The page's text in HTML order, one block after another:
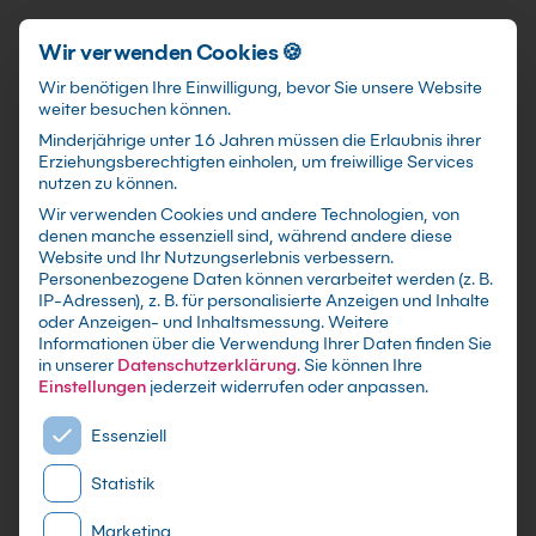
Schnellzugriff
Microsoft 365 Copilot
Kurs: Excel Auswertungen
und Daten verstehen
mit Zertifikat als Live Online Training,
Präsenzseminar in 21 Microsoft-
Schulungszentren sowie maßgeschneiderte
Firmen- oder Inhouse-Schulung für dein Team -
Lerne und erweitere dein Wissen
Wir verwenden Cookies 🍪
Wir benötigen Ihre Einwilligung, bevor Sie unsere Website
weiter besuchen können.
Minderjährige unter 16 Jahren müssen die Erlaubnis ihrer
Erziehungsberechtigten einholen, um freiwillige Services
nutzen zu können.
Wir verwenden Cookies und andere Technologien, von
denen manche essenziell sind, während andere diese
Website und Ihr Nutzungserlebnis verbessern.
Personenbezogene Daten können verarbeitet werden (z. B.
IP-Adressen), z. B. für personalisierte Anzeigen und Inhalte
oder Anzeigen- und Inhaltsmessung.Weitere
Informationen über die Verwendung Ihrer Daten finden Sie
in unserer Datenschutzerklärung.Sie können Ihre
Einstellungen jederzeit widerrufen oder anpassen.
Es folgt eine Liste der Service-Gruppen, für die eine
Essenziell
Statistik
Marketing